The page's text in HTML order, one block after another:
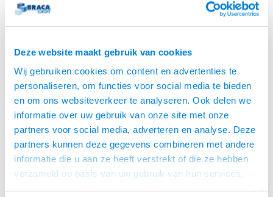
Deze website maakt gebruik van cookies
Wij gebruiken cookies om content en advertenties te
personaliseren, om functies voor social media te bieden
en om ons websiteverkeer te analyseren. Ook delen we
informatie over uw gebruik van onze site met onze
partners voor social media, adverteren en analyse. Deze
partners kunnen deze gegevens combineren met andere
informatie die u aan ze heeft verstrekt of die ze hebben
verzameld op basis van uw gebruik van hun services.
STROOMKABEL C13 NAAR
C14 - 0.9 METER
ACT Netsnoer C13 - C14 zwart 0,9
m
STROOMKABEL C13 NAAR
C14 - 1.2 METER
m